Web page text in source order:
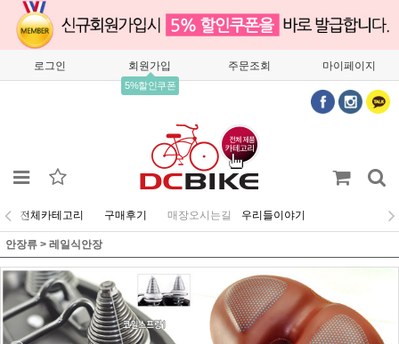
로그인 회원가입
5%할인쿠폰
주문조회 마이페이지
전체카테고리 구매후기 매장오시는길 우리들이야기
안장류 > 레일식안장